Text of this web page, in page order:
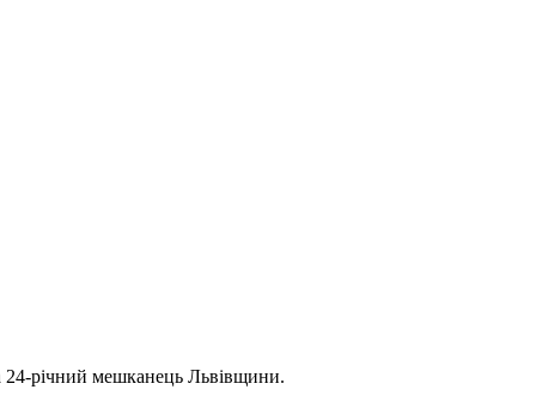
24-річний мешканець Львівщини.